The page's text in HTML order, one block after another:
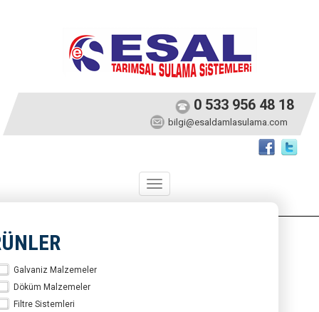
0 533 956 48 18
bilgi@esaldamlasulama.com
Toggle
navigation
Galvaniz Malzemeler
Döküm Malzemeler
Filtre Sistemleri